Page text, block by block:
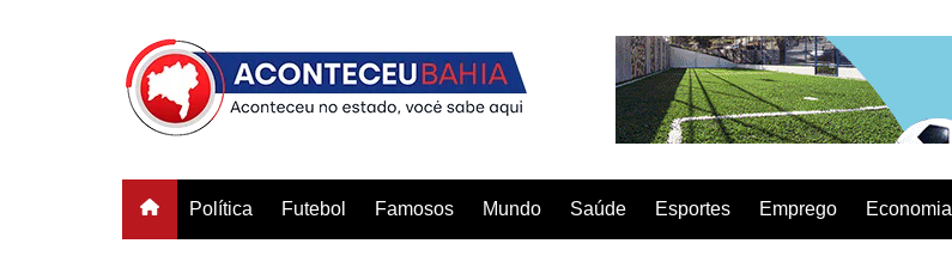
Política Futebol Famosos Mundo Saúde Esportes Emprego Economia